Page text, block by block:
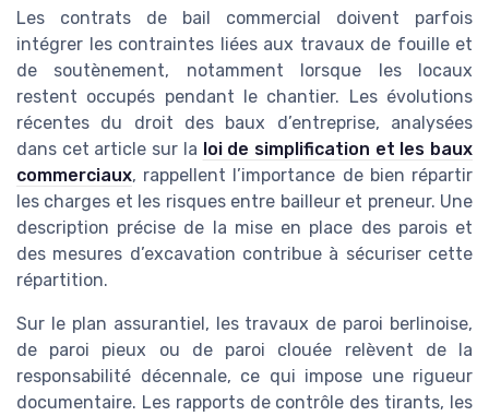
Les contrats de bail commercial doivent parfois
intégrer les contraintes liées aux travaux de fouille et
de soutènement, notamment lorsque les locaux
restent occupés pendant le chantier. Les évolutions
récentes du droit des baux d’entreprise, analysées
dans cet article sur la loi de simplification et les baux
commerciaux, rappellent l’importance de bien répartir
les charges et les risques entre bailleur et preneur. Une
description précise de la mise en place des parois et
des mesures d’excavation contribue à sécuriser cette
répartition.
Sur le plan assurantiel, les travaux de paroi berlinoise,
de paroi pieux ou de paroi clouée relèvent de la
responsabilité décennale, ce qui impose une rigueur
documentaire. Les rapports de contrôle des tirants, les